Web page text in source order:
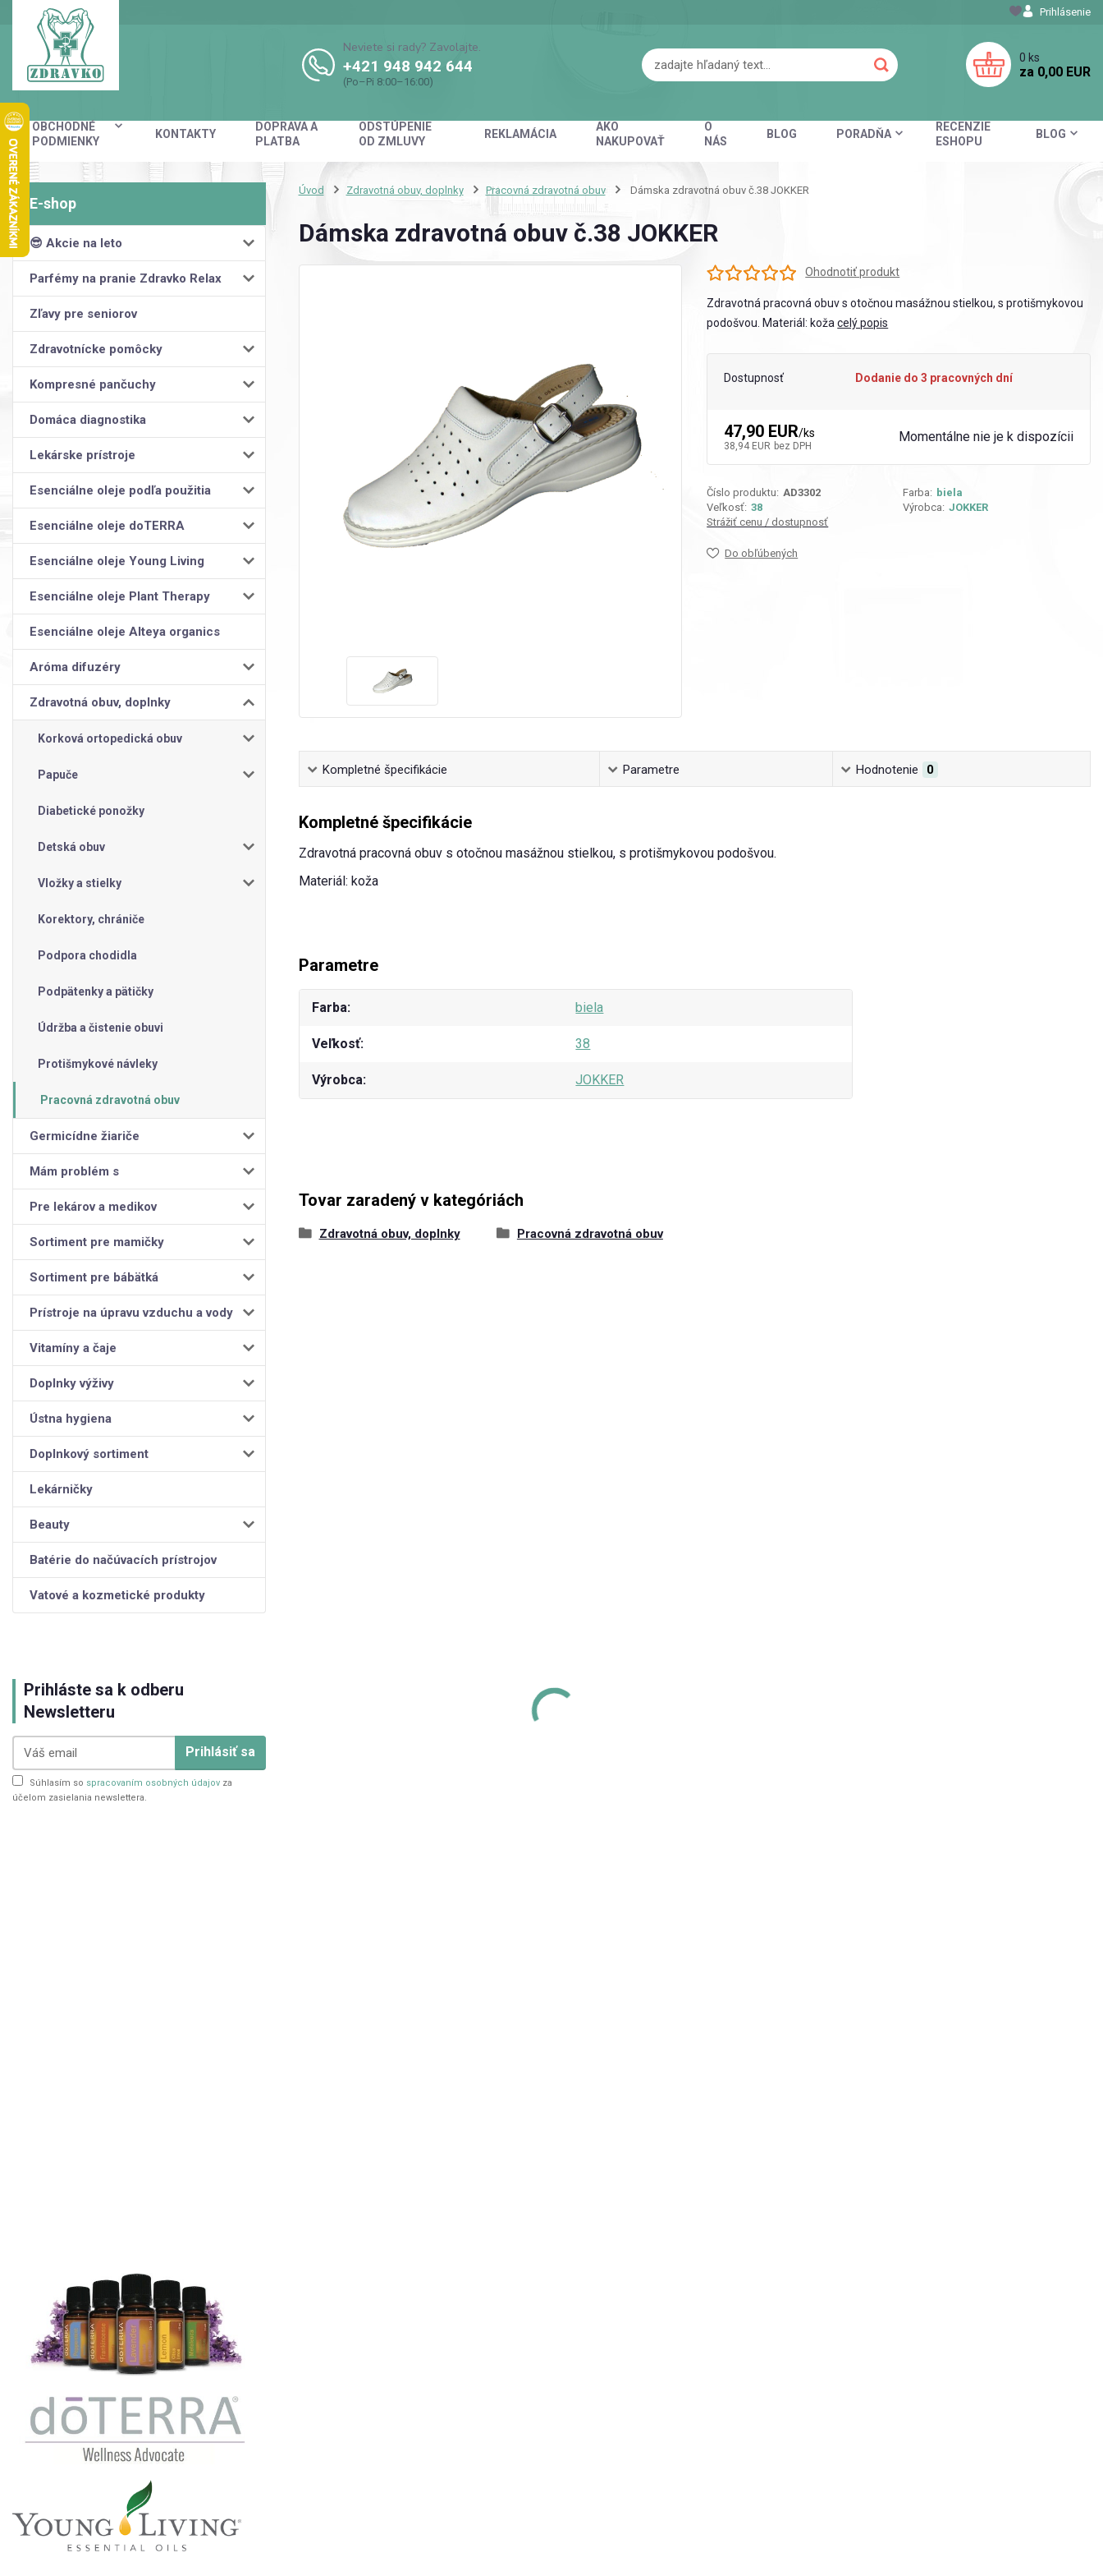
OBCHODNÉ
PODMIENKY
KONTAKTY
DOPRAVA A
PLATBA
ODSTÚPENIE
OD ZMLUVY
REKLAMÁCIA
AKO
NAKUPOVAŤ
O
NÁS
BLOG PORADŇA
RECENZIE
ESHOPU
BLOG
Prihlásenie
Neviete si rady? Zavolajte.
+421 948 942 644
(Po–Pi 8:00–16:00)
0 ks
za 0,00 EUR
😎 Akcie na leto
Parfémy na pranie Zdravko Relax
Zľavy pre seniorov
Zdravotnícke pomôcky
Kompresné pančuchy
Domáca diagnostika
Lekárske prístroje
Esenciálne oleje podľa použitia
Esenciálne oleje doTERRA
Esenciálne oleje Young Living
Esenciálne oleje Plant Therapy
Esenciálne oleje Alteya organics
Aróma difuzéry
Zdravotná obuv, doplnky
Korková ortopedická obuv
Papuče
Diabetické ponožky
Detská obuv
Vložky a stielky
Korektory, chrániče
Podpora chodidla
Podpätenky a pätičky
Údržba a čistenie obuvi
Protišmykové návleky
Pracovná zdravotná obuv
Germicídne žiariče
Mám problém s
Pre lekárov a medikov
Sortiment pre mamičky
Sortiment pre bábätká
Prístroje na úpravu vzduchu a vody
Vitamíny a čaje
Doplnky výživy
Ústna hygiena
Doplnkový sortiment
Lekárničky
Beauty
Batérie do načúvacích prístrojov
Vatové a kozmetické produkty
Prihláste sa k odberu
Newsletteru
Prihlásiť sa
Súhlasím so spracovaním osobných údajov za
účelom zasielania newslettera.
Úvod Zdravotná obuv, doplnky Pracovná zdravotná obuv Dámska zdravotná obuv č.38 JOKKER
Dámska zdravotná obuv č.38 JOKKER
Ohodnotiť produkt
Zdravotná pracovná obuv s otočnou masážnou stielkou, s protišmykovou
podošvou. Materiál: kožacelý popis
Dostupnosť Dodanie do 3 pracovných dní
47,90 EUR/ks
38,94 EUR bez DPH
Momentálne nie je k dispozícii
Číslo produktu: AD3302 Farba: biela
Veľkosť: 38 Výrobca: JOKKER
Strážiť cenu / dostupnosť
Do obľúbených
Kompletné špecifikácie Parametre Hodnotenie 0
Kompletné špecifikácie
Zdravotná pracovná obuv s otočnou masážnou stielkou, s protišmykovou podošvou.
Materiál: koža
Parametre
Farba biela
Veľkosť 38
Výrobca JOKKER
Tovar zaradený v kategóriách
Zdravotná obuv, doplnky Pracovná zdravotná obuv